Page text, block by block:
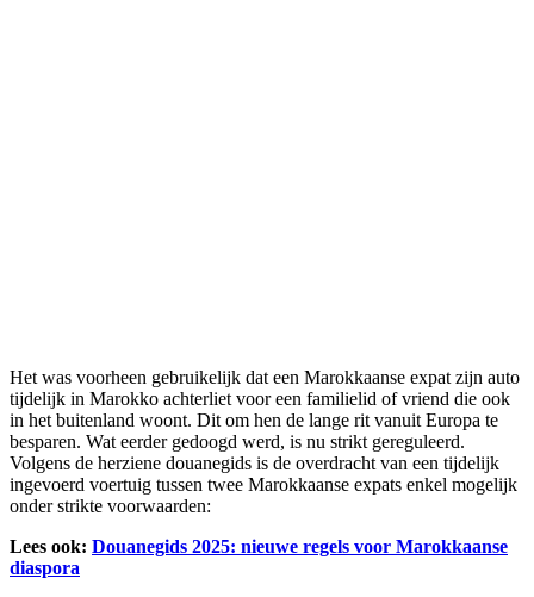
Het was voorheen gebruikelijk dat een Marokkaanse expat zijn auto
tijdelijk in Marokko achterliet voor een familielid of vriend die ook
in het buitenland woont. Dit om hen de lange rit vanuit Europa te
besparen. Wat eerder gedoogd werd, is nu strikt gereguleerd.
Volgens de herziene douanegids is de overdracht van een tijdelijk
ingevoerd voertuig tussen twee Marokkaanse expats enkel mogelijk
onder strikte voorwaarden:
Lees ook: Douanegids 2025: nieuwe regels voor Marokkaanse
diaspora